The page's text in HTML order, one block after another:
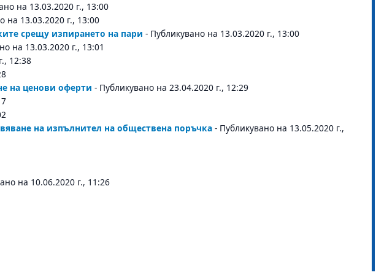
на 13.03.2020 г., 13:00
на 13.03.2020 г., 13:00
срещу изпирането на пари - Публикувано на 13.03.2020 г., 13:00
на 13.03.2020 г., 13:01
12:38
на ценови оферти - Публикувано на 23.04.2020 г., 12:29
на изпълнител на обществена поръчка - Публикувано на 13.05.2020 г.,
на 10.06.2020 г., 11:26